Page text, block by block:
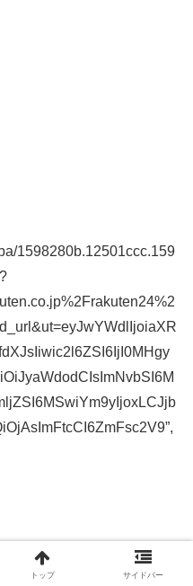
1598280b.12501ccc.159
matsumotokiyoshi/4901
トップ サイドバー